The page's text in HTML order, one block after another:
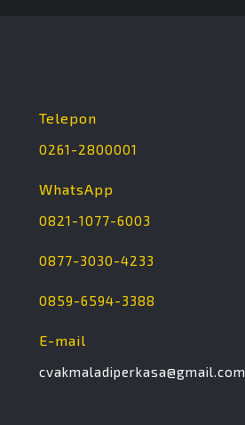
Telepon
0261-2800001
WhatsApp
0821-1077-6003
0877-3030-4233
0859-6594-3388
E-mail
cvakmaladiperkasa@gmail.com